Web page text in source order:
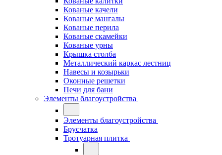
Кованые качели
Кованые мангалы
Кованые перила
Кованые скамейки
Кованые урны
Крышка столба
Металлический каркас лестниц
Навесы и козырьки
Оконные решетки
Печи для бани
Элементы благоустройства
Элементы благоустройства
Брусчатка
Тротуарная плитка